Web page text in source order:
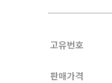
고유번호
판매가격